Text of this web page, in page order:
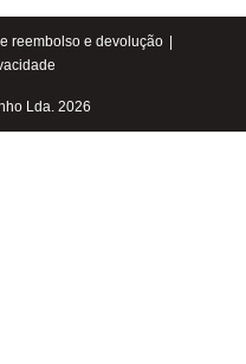
reembolso e devolução
Lda. 2026